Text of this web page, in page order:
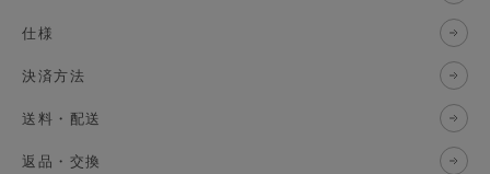
仕様
決済方法
送料・配送
返品・交換